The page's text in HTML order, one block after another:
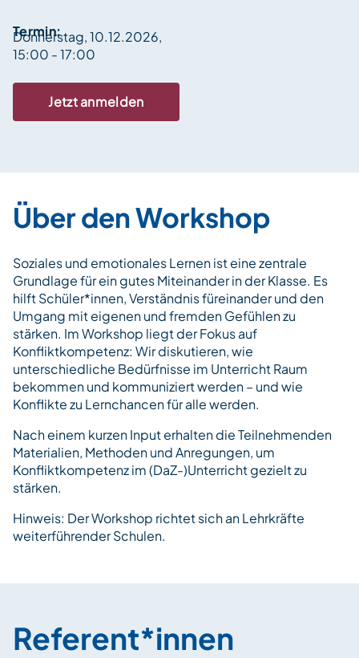
Termin:
Donnerstag, 10.12.2026,
15:00 - 17:00
Jetzt anmelden
Über den Workshop
Soziales und emotionales Lernen ist eine zentrale
Grundlage für ein gutes Miteinander in der Klasse. Es
hilft Schüler*innen, Verständnis füreinander und den
Umgang mit eigenen und fremden Gefühlen zu
stärken. Im Workshop liegt der Fokus auf
Konfliktkompetenz: Wir diskutieren, wie
unterschiedliche Bedürfnisse im Unterricht Raum
bekommen und kommuniziert werden – und wie
Konflikte zu Lernchancen für alle werden.
Nach einem kurzen Input erhalten die Teilnehmenden
Materialien, Methoden und Anregungen, um
Konfliktkompetenz im (DaZ-)Unterricht gezielt zu
stärken.
Hinweis: Der Workshop richtet sich an Lehrkräfte
weiterführender Schulen.
Referent*innen